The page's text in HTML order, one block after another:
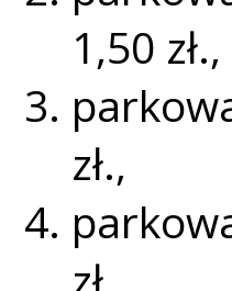
1,50 zł.,
zł.,
zł.,